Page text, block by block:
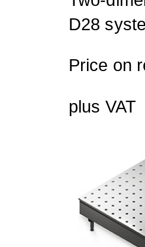
D28
Price on
plus VAT